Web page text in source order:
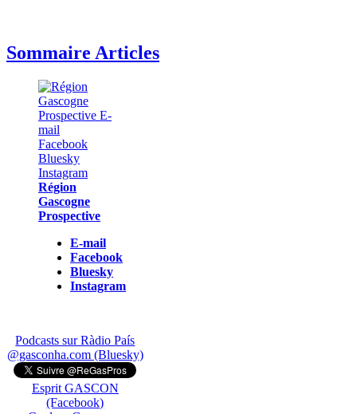
Sommaire Articles
Région
Gascogne
Prospective
E-mail
Facebook
Bluesky
Instagram
Podcasts sur Ràdio País
@gasconha.com (Bluesky)
Esprit GASCON
(Facebook)